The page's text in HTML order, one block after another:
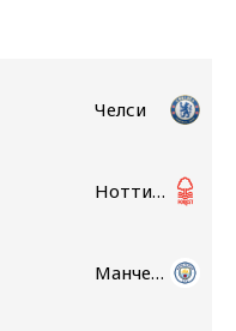
Челси
Ноттингем Форест
Манчестер Сити